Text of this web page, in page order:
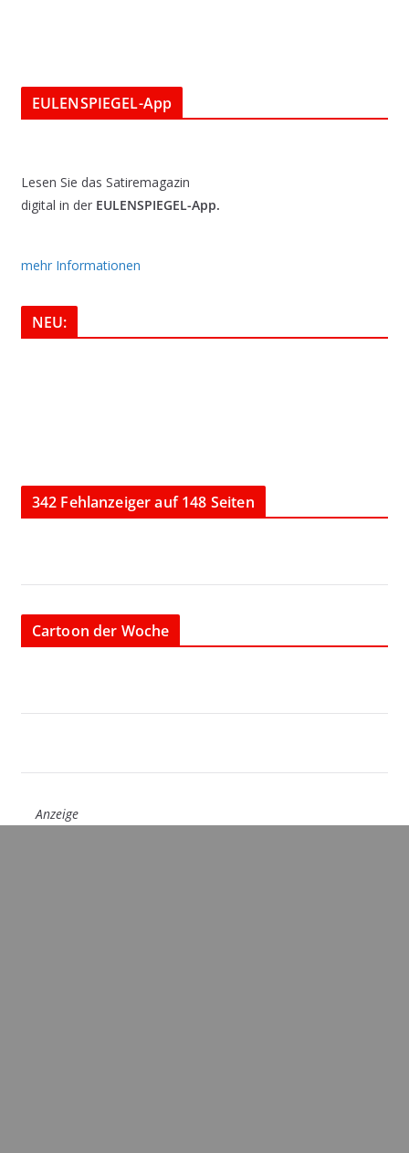
EULENSPIEGEL-App
Lesen Sie das Satiremagazin
digital in der EULENSPIEGEL-App.
mehr Informationen
NEU:
342 Fehlanzeiger auf 148 Seiten
Cartoon der Woche
Anzeige